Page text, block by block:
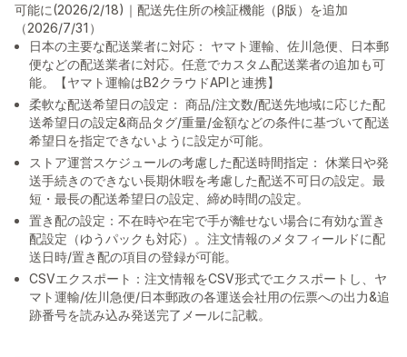
可能に(2026/2/18)｜配送先住所の検証機能（β版）を追加
（2026/7/31）
日本の主要な配送業者に対応： ヤマト運輸、佐川急便、日本郵
便などの配送業者に対応。任意でカスタム配送業者の追加も可
能。【ヤマト運輸はB2クラウドAPIと連携】
柔軟な配送希望日の設定： 商品/注文数/配送先地域に応じた配
送希望日の設定&商品タグ/重量/金額などの条件に基づいて配送
希望日を指定できないように設定が可能。
ストア運営スケジュールの考慮した配送時間指定： 休業日や発
送手続きのできない長期休暇を考慮した配送不可日の設定。最
短・最長の配送希望日の設定、締め時間の設定。
置き配の設定：不在時や在宅で手が離せない場合に有効な置き
配設定（ゆうパックも対応）。注文情報のメタフィールドに配
送日時/置き配の項目の登録が可能。
CSVエクスポート：注文情報をCSV形式でエクスポートし、ヤ
マト運輸/佐川急便/日本郵政の各運送会社用の伝票への出力&追
跡番号を読み込み発送完了メールに記載。